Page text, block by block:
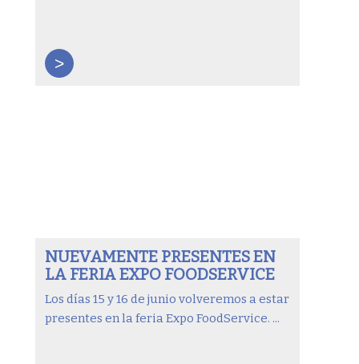
>
NUEVAMENTE PRESENTES EN
LA FERIA EXPO FOODSERVICE
Los días 15 y 16 de junio volveremos a estar
presentes en la feria Expo FoodService. ...